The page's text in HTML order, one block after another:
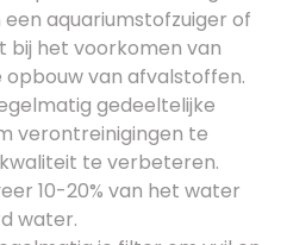
aquariumstofzuiger of
bij het voorkomen van
van afvalstoffen.
gedeeltelijke
verontreinigingen te
te verbeteren.
10-20% van het water
water.